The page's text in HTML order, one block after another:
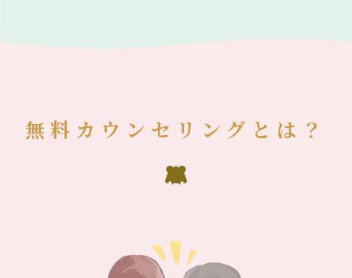
無料カウンセリングとは？